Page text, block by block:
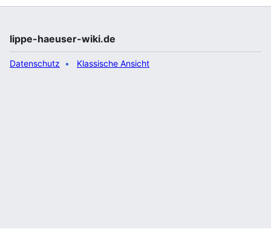
lippe-haeuser-wiki.de
Datenschutz Klassische Ansicht